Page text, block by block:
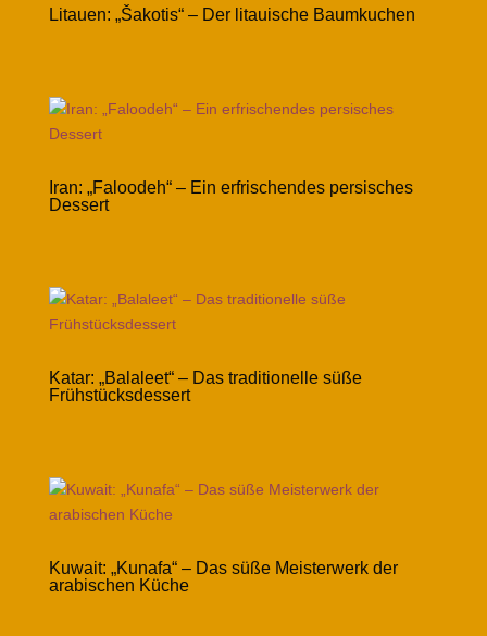
Litauen: „Šakotis“ – Der litauische Baumkuchen
Iran: „Faloodeh“ – Ein erfrischendes persisches
Dessert
Katar: „Balaleet“ – Das traditionelle süße
Frühstücksdessert
Kuwait: „Kunafa“ – Das süße Meisterwerk der
arabischen Küche